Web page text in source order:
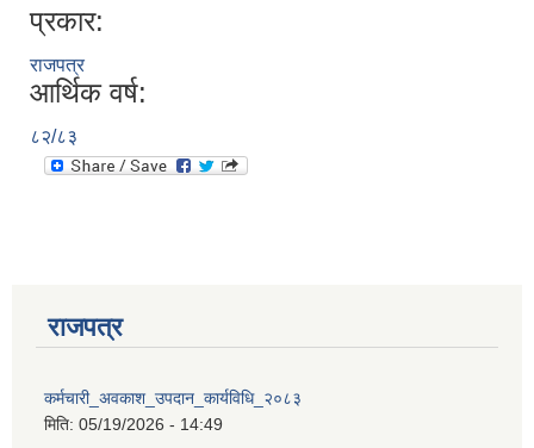
प्रकार:
राजपत्र
आर्थिक वर्ष:
८२/८३
राजपत्र
कर्मचारी_अवकाश_उपदान_कार्यविधि_२०८३
मिति: 05/19/2026 - 14:49